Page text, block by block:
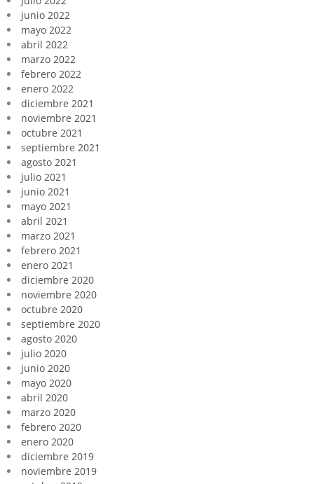
junio 2022
mayo 2022
abril 2022
marzo 2022
febrero 2022
enero 2022
diciembre 2021
noviembre 2021
octubre 2021
septiembre 2021
agosto 2021
julio 2021
junio 2021
mayo 2021
abril 2021
marzo 2021
febrero 2021
enero 2021
diciembre 2020
noviembre 2020
octubre 2020
septiembre 2020
agosto 2020
julio 2020
junio 2020
mayo 2020
abril 2020
marzo 2020
febrero 2020
enero 2020
diciembre 2019
noviembre 2019